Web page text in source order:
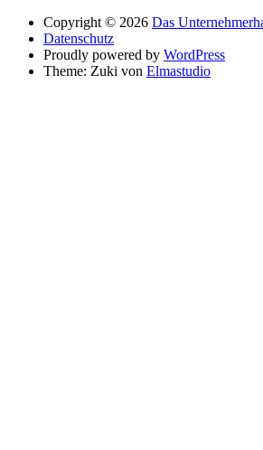
Copyright © 2026 Das
Datenschutz
Proudly powered by WordPress
Theme: Zuki von Elmastudio